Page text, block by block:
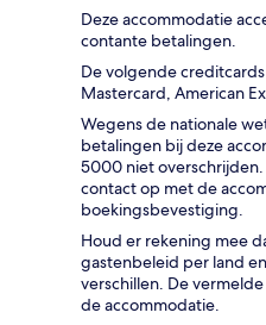
Deze accommodatie
contante betalingen.
De volgende
Mastercard, American
Wegens de nationale
betalingen bij deze
5000 niet
contact op met de
boekingsbevestiging.
Houd er rekening mee
gastenbeleid per land
verschillen. De
de accommodatie.